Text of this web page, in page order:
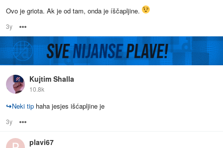
Ovo je griota. Ak je od tam, onda je íščapljine.
3y
Kujtim Shalla
10.8k
↪Neki tip haha jesjes išćapljine je
3y
plavi67